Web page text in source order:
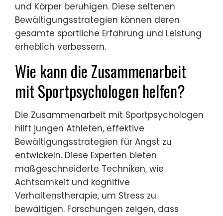
und Körper beruhigen. Diese seltenen
Bewältigungsstrategien können deren
gesamte sportliche Erfahrung und Leistung
erheblich verbessern.
Wie kann die Zusammenarbeit
mit Sportpsychologen helfen?
Die Zusammenarbeit mit Sportpsychologen
hilft jungen Athleten, effektive
Bewältigungsstrategien für Angst zu
entwickeln. Diese Experten bieten
maßgeschneiderte Techniken, wie
Achtsamkeit und kognitive
Verhaltenstherapie, um Stress zu
bewältigen. Forschungen zeigen, dass